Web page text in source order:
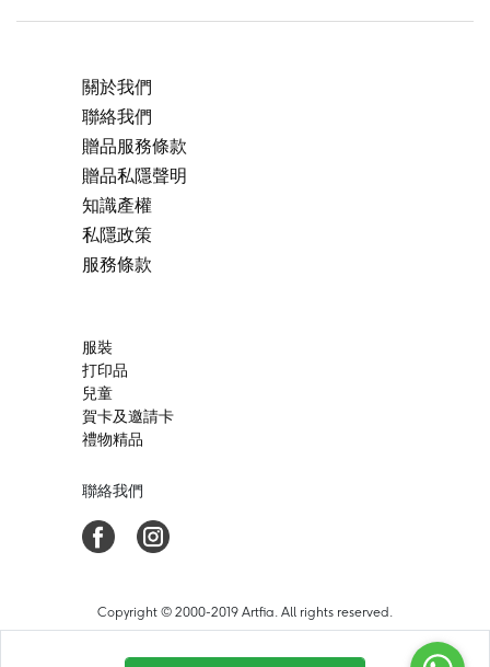
關於我們
聯絡我們
贈品服務條款
贈品私隱聲明
知識產權
私隱政策
服務條款
服裝
打印品
兒童
賀卡及邀請卡
禮物精品
聯絡我們
Copyright © 2000-2019 Artfia. All rights reserved.